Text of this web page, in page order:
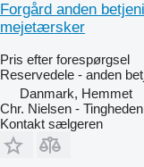
Forgård anden
mejetærsker
Pris efter forespørgsel
Reservedele - anden
Danmark, Hemmet
Chr. Nielsen -
Kontakt sælgeren